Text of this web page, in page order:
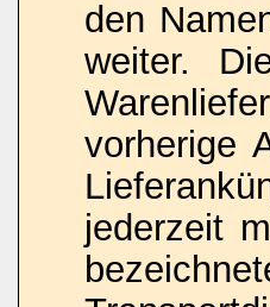
den
weiter.
vorherige
jederzeit